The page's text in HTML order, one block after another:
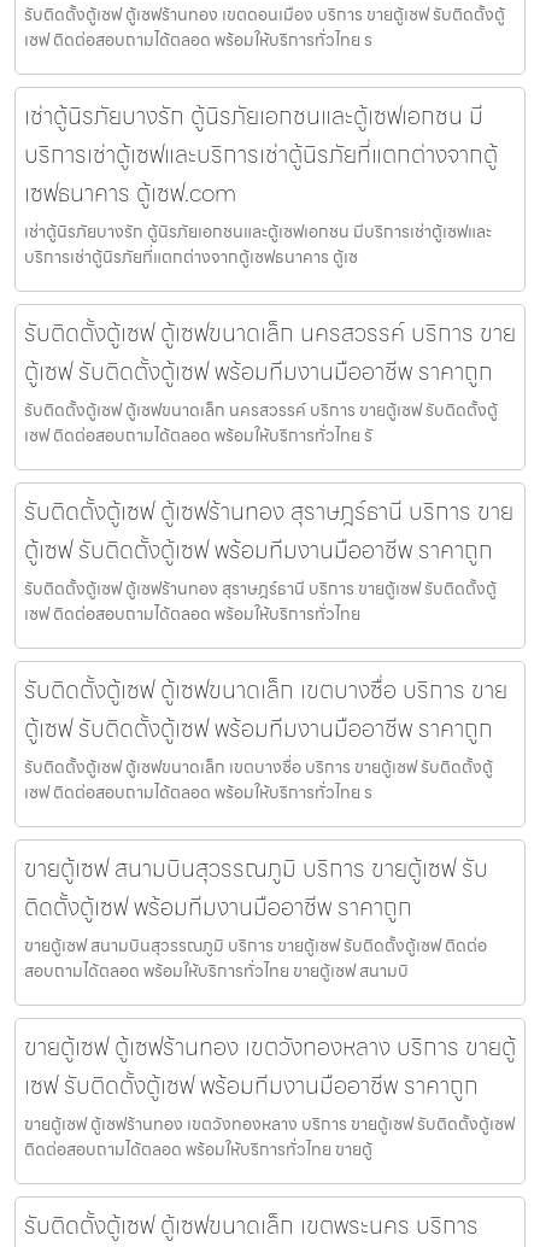
รับติดตั้งตู้เซฟ ตู้เซฟร้านทอง เขตดอนเมือง บริการ ขายตู้เซฟ รับติดตั้งตู้
เซฟ ติดต่อสอบถามได้ตลอด พร้อมให้บริการทั่วไทย ร
เช่าตู้นิรภัยบางรัก ตู้นิรภัยเอกชนและตู้เซฟเอกชน มี
บริการเช่าตู้เซฟและบริการเช่าตู้นิรภัยที่แตกต่างจากตู้
เซฟธนาคาร ตู้เซฟ.com
เช่าตู้นิรภัยบางรัก ตู้นิรภัยเอกชนและตู้เซฟเอกชน มีบริการเช่าตู้เซฟและ
บริการเช่าตู้นิรภัยที่แตกต่างจากตู้เซฟธนาคาร ตู้เซ
รับติดตั้งตู้เซฟ ตู้เซฟขนาดเล็ก นครสวรรค์ บริการ ขาย
ตู้เซฟ รับติดตั้งตู้เซฟ พร้อมทีมงานมืออาชีพ ราคาถูก
รับติดตั้งตู้เซฟ ตู้เซฟขนาดเล็ก นครสวรรค์ บริการ ขายตู้เซฟ รับติดตั้งตู้
เซฟ ติดต่อสอบถามได้ตลอด พร้อมให้บริการทั่วไทย รั
รับติดตั้งตู้เซฟ ตู้เซฟร้านทอง สุราษฎร์ธานี บริการ ขาย
ตู้เซฟ รับติดตั้งตู้เซฟ พร้อมทีมงานมืออาชีพ ราคาถูก
รับติดตั้งตู้เซฟ ตู้เซฟร้านทอง สุราษฎร์ธานี บริการ ขายตู้เซฟ รับติดตั้งตู้
เซฟ ติดต่อสอบถามได้ตลอด พร้อมให้บริการทั่วไทย
รับติดตั้งตู้เซฟ ตู้เซฟขนาดเล็ก เขตบางซื่อ บริการ ขาย
ตู้เซฟ รับติดตั้งตู้เซฟ พร้อมทีมงานมืออาชีพ ราคาถูก
รับติดตั้งตู้เซฟ ตู้เซฟขนาดเล็ก เขตบางซื่อ บริการ ขายตู้เซฟ รับติดตั้งตู้
เซฟ ติดต่อสอบถามได้ตลอด พร้อมให้บริการทั่วไทย ร
ขายตู้เซฟ สนามบินสุวรรณภูมิ บริการ ขายตู้เซฟ รับ
ติดตั้งตู้เซฟ พร้อมทีมงานมืออาชีพ ราคาถูก
ขายตู้เซฟ สนามบินสุวรรณภูมิ บริการ ขายตู้เซฟ รับติดตั้งตู้เซฟ ติดต่อ
สอบถามได้ตลอด พร้อมให้บริการทั่วไทย ขายตู้เซฟ สนามบิ
ขายตู้เซฟ ตู้เซฟร้านทอง เขตวังทองหลาง บริการ ขายตู้
เซฟ รับติดตั้งตู้เซฟ พร้อมทีมงานมืออาชีพ ราคาถูก
ขายตู้เซฟ ตู้เซฟร้านทอง เขตวังทองหลาง บริการ ขายตู้เซฟ รับติดตั้งตู้เซฟ
ติดต่อสอบถามได้ตลอด พร้อมให้บริการทั่วไทย ขายตู้
รับติดตั้งตู้เซฟ ตู้เซฟขนาดเล็ก เขตพระนคร บริการ